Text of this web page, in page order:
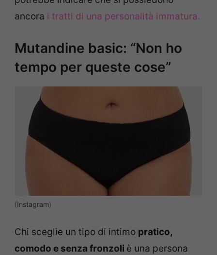
ancora i tratti di una personalità immatura.
Mutandine basic: “Non ho
tempo per queste cose”
(Instagram)
Chi sceglie un tipo di intimo pratico,
comodo e senza fronzoli è una persona